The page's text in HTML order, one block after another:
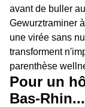
avant de buller
Gewurztraminer
une virée sans
transforment
parenthèse
Pour un
Bas-